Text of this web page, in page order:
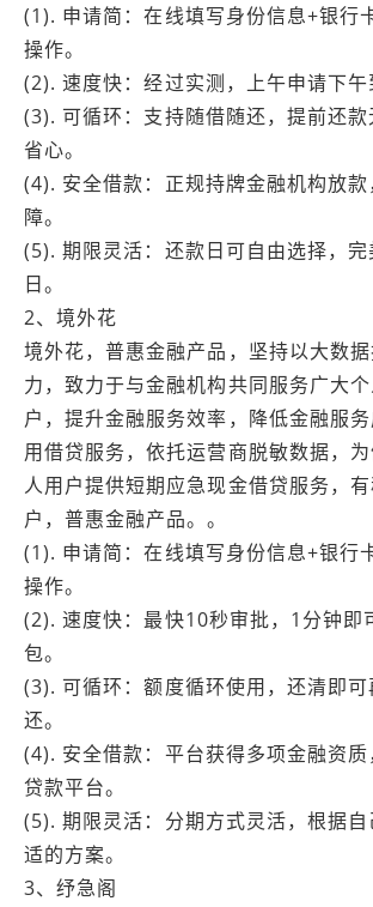
(1). 申请简：在线填写身份信息+银行
操作。
(2). 速度快：经过实测，上午申请下午
(3). 可循环：支持随借随还，提前还
省心。
(4). 安全借款：正规持牌金融机构放
障。
(5). 期限灵活：还款日可自由选择，
日。
2、境外花
境外花，普惠金融产品，坚持以大数
力，致力于与金融机构共同服务广大
户，提升金融服务效率，降低金融服
用借贷服务，依托运营商脱敏数据，
人用户提供短期应急现金借贷服务，
户，普惠金融产品。。
(1). 申请简：在线填写身份信息+银行
操作。
(2). 速度快：最快10秒审批，1分钟即
包。
(3). 可循环：额度循环使用，还清即
还。
(4). 安全借款：平台获得多项金融资
贷款平台。
(5). 期限灵活：分期方式灵活，根据
适的方案。
3、纾急阁